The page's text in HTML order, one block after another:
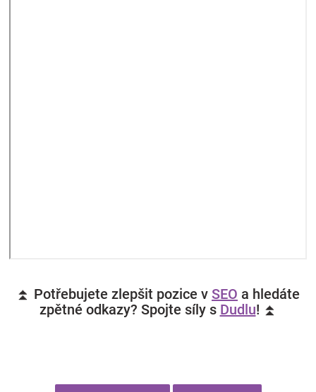
⏫ Potřebujete zlepšit pozice v SEO a hledáte
zpětné odkazy? Spojte síly s Dudlu! ⏫